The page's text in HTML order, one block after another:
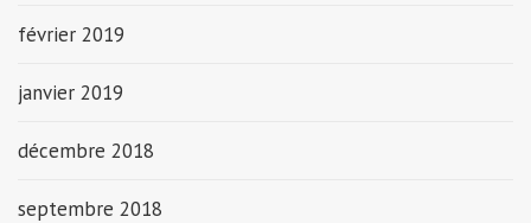
février 2019
janvier 2019
décembre 2018
septembre 2018